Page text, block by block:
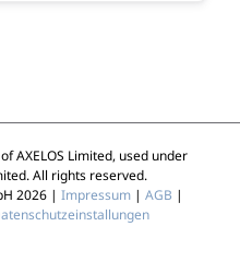
AXELOS Limited, used under
All rights reserved.
2026 | Impressum | AGB |